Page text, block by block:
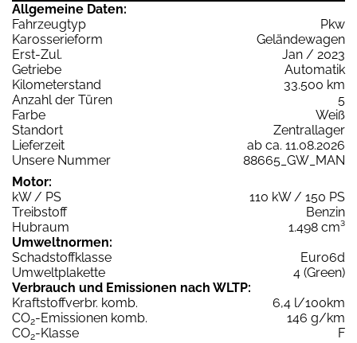
Allgemeine Daten:
Fahrzeugtyp
Pkw
Karosserieform
Geländewagen
Erst-Zul.
Jan / 2023
Getriebe
Automatik
Kilometerstand
33.500 km
Anzahl der Türen
5
Farbe
Weiß
Standort
Zentrallager
Lieferzeit
ab ca. 11.08.2026
Unsere Nummer
88665_GW_MAN
Motor:
kW / PS
110 kW / 150 PS
Treibstoff
Benzin
Hubraum
1.498 cm³
Umweltnormen:
Schadstoffklasse
Euro6d
Umweltplakette
4 (Green)
Verbrauch und Emissionen nach WLTP:
Kraftstoffverbr. komb.
6,4 l/100km
CO2-Emissionen komb.
146 g/km
CO2-Klasse
F